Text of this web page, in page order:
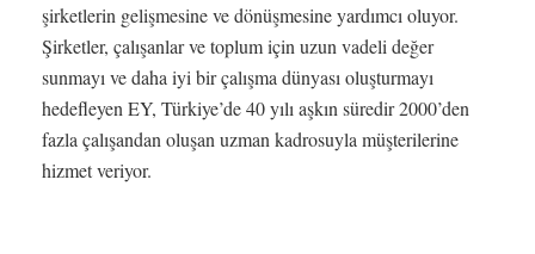
şirketlerin gelişmesine ve dönüşmesine yardımcı oluyor.
Şirketler, çalışanlar ve toplum için uzun vadeli değer
sunmayı ve daha iyi bir çalışma dünyası oluşturmayı
hedefleyen EY, Türkiye’de 40 yılı aşkın süredir 2000’den
fazla çalışandan oluşan uzman kadrosuyla müşterilerine
hizmet veriyor.